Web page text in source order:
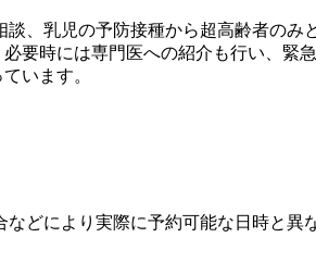
、乳児の予防接種から超高齢者の
要時には専門医への紹介も行い、緊
います。
どにより実際に予約可能な日時と異